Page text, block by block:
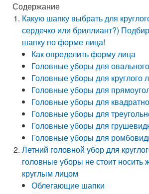
Содержание
Какую шапку выбрать для
сердечко или бриллиант?)
шапку по форме лица!
Как определить форму лица
Головные уборы для
Головные уборы для круглого
Головные уборы для
Головные уборы для
Головные уборы для
Головные уборы для
Головные уборы для
Летний головной убор для
головные уборы не стоит
круглым лицом
Облегающие шапки